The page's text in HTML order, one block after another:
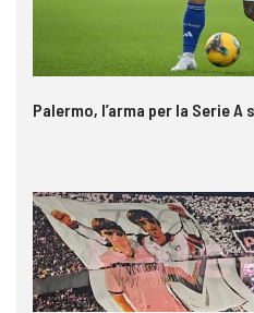
Palermo, l’arma per la Serie